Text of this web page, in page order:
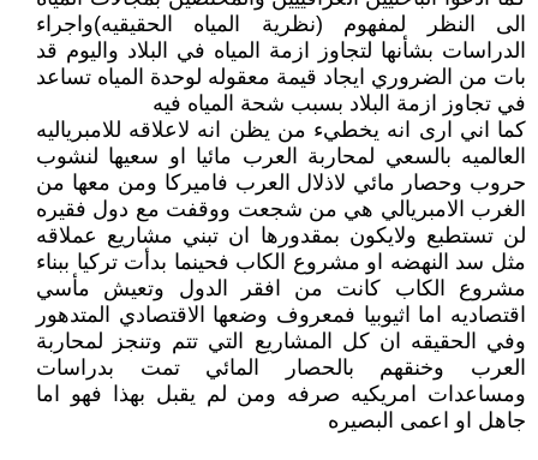
الى النظر لمفهوم (نظرية المياه الحقيقيه)واجراء
الدراسات بشأنها لتجاوز ازمة المياه في البلاد واليوم قد
بات من الضروري ايجاد قيمة معقوله لوحدة المياه تساعد
في تجاوز ازمة البلاد بسبب شحة المياه فيه
كما اني ارى انه يخطيء من يظن انه لاعلاقه للامبرياليه
العالميه بالسعي لمحاربة العرب مائيا او سعيها لنشوب
حروب وحصار مائي لاذلال العرب فاميركا ومن معها من
الغرب الامبريالي هي من شجعت ووقفت مع دول فقيره
لن تستطبع ولايكون بمقدورها ان تبني مشاريع عملاقه
مثل سد النهضه او مشروع الكاب فحينما بدأت تركيا ببناء
مشروع الكاب كانت من افقر الدول وتعيش مأسي
اقتصاديه اما اثيوبيا فمعروف وضعها الاقتصادي المتدهور
وفي الحقيقه ان كل المشاريع التي تتم وتنجز لمحاربة
العرب وخنقهم بالحصار المائي تمت بدراسات
ومساعدات امريكيه صرفه ومن لم يقبل بهذا فهو اما
جاهل او اعمى البصيره